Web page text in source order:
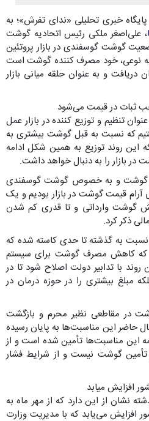
خبری تحلیلی «ندای تفرش»؛ به
، علی‌اصغر ملکی رئیس اتحادیه گوشت
گوشت گوسفندی در بازار پروتئین
نوعی، خود مصرف کننده گوشت است
دریافت و به عنوان حلقه میانی بازار
ثبات در قیمت می‌شود
تنظیم و توزیع کننده در بازار عمل
که نسبت به قبل گوشت بیشتری به
این روند توزیع به همین شکل ادامه
بازار را به دنبال خواهد داشت.
گوشت و به خصوص گوشت گوسفندی
قیمت گوشت در بازار بودیم و یک
گوشت وارداتی و تا قدری کم شدن
ذکر کرد.
به گذشته تا حدی کاسته شده که
که کاهش مصرف گوشت برای سیستم
با تدابیر دولت اصلاح شود تا در
مبلغ بیشتری را در حوزه درمان در
در مقاطعی نظیر محرم و بازگشت
حاضر این مناسبت‌ها به پایان رسیده
این مناسبت‌ها تأمین شده است و از
تأمین گوشت نیست و از شرایط فشار
افزایش میابد
نشان از این دارد که از مهر ماه به
می‌یابد که با مدیریت وزارت